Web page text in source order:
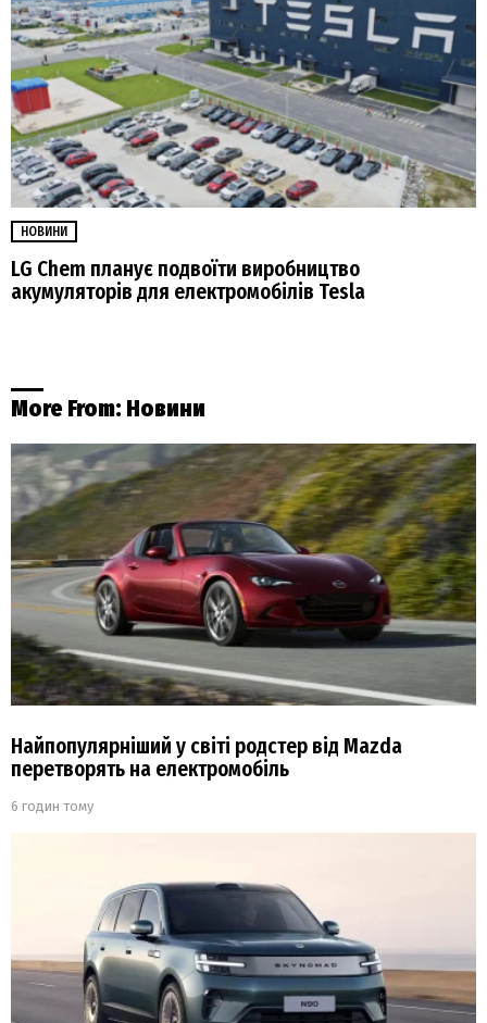
НОВИНИ
LG Chem планує подвоїти виробництво
акумуляторів для електромобілів Tesla
More From: Новини
Найпопулярніший у світі родстер від Mazda
перетворять на електромобіль
6 годин тому